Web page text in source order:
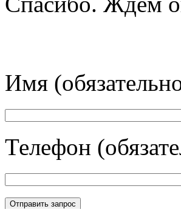
Имя
Телефон